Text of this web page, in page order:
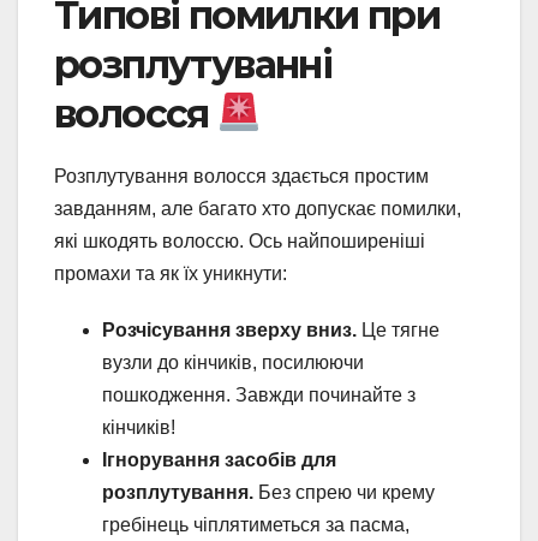
Типові помилки при
розплутуванні
волосся
Розплутування волосся здається простим
завданням, але багато хто допускає помилки,
які шкодять волоссю. Ось найпоширеніші
промахи та як їх уникнути:
Розчісування зверху вниз. Це тягне
вузли до кінчиків, посилюючи
пошкодження. Завжди починайте з
кінчиків!
Ігнорування засобів для
розплутування. Без спрею чи крему
гребінець чіплятиметься за пасма,